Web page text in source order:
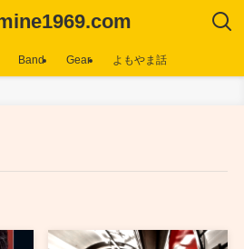
Band Gear よもやま話